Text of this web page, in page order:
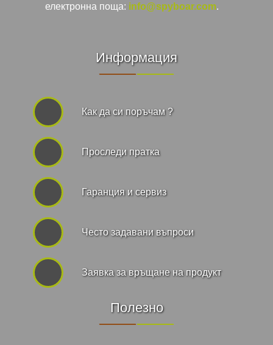
електронна поща: info@spyboar.com.
Информация
Как да си поръчам ?
Проследи пратка
Гаранция и сервиз
Често задавани въпроси
Заявка за връщане на продукт
Полезно